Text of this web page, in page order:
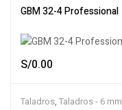
GBM 32-4 Professional
S/0.00
Taladros, Taladros - 6 mm